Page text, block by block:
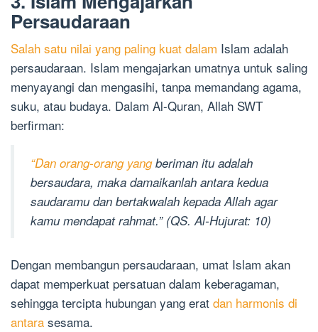
Persaudaraan
Salah satu nilai yang paling kuat dalam Islam adalah
persaudaraan. Islam mengajarkan umatnya untuk saling
menyayangi dan mengasihi, tanpa memandang agama,
suku, atau budaya. Dalam Al-Quran, Allah SWT
berfirman:
“Dan orang-orang yangberiman itu adalah
bersaudara, maka damaikanlah antara kedua
saudaramu dan bertakwalah kepada Allah agar
kamu mendapat rahmat.” (QS. Al-Hujurat: 10)
Dengan membangun persaudaraan, umat Islam akan
dapat memperkuat persatuan dalam keberagaman,
sehingga tercipta hubungan yang erat dan harmonis di
antara sesama.